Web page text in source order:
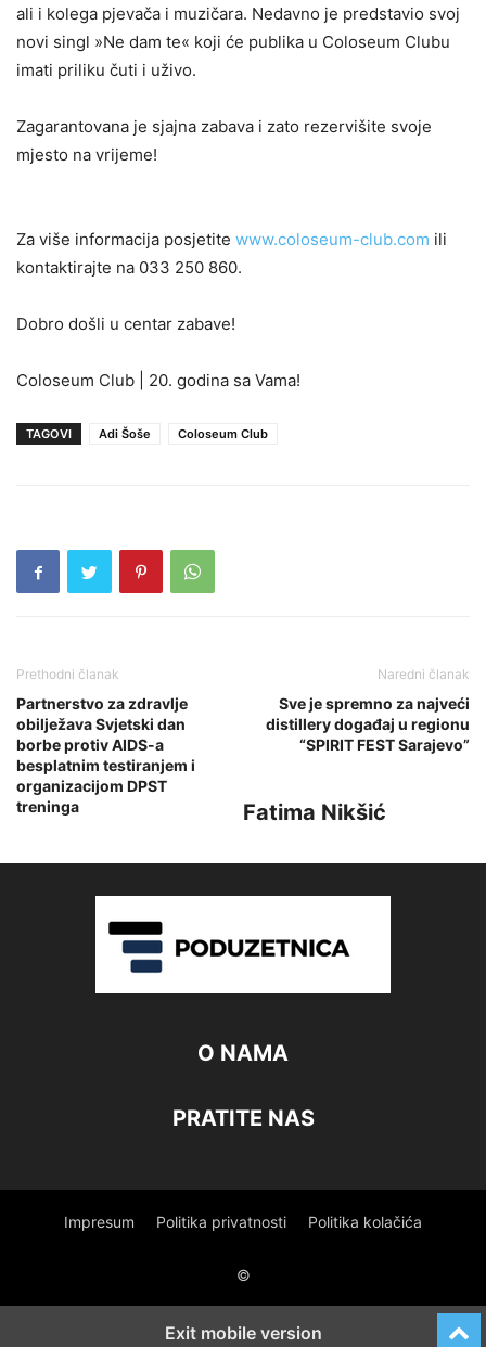
ali i kolega pjevača i muzičara. Nedavno je predstavio svoj
novi singl »Ne dam te« koji će publika u Coloseum Clubu
imati priliku čuti i uživo.
Zagarantovana je sjajna zabava i zato rezervišite svoje
mjesto na vrijeme!
Za više informacija posjetite www.coloseum-club.com ili
kontaktirajte na 033 250 860.
Dobro došli u centar zabave!
Coloseum Club | 20. godina sa Vama!
TAGOVI Adi Šoše Coloseum Club
Prethodni članak
Partnerstvo za zdravlje
obilježava Svjetski dan
borbe protiv AIDS-a
besplatnim testiranjem i
organizacijom DPST
treninga
Naredni članak
Sve je spremno za najveći
distillery događaj u regionu
“SPIRIT FEST Sarajevo”
Fatima Nikšić
O NAMA
PRATITE NAS
Impresum Politika privatnosti Politika kolačića
©
Exit mobile version